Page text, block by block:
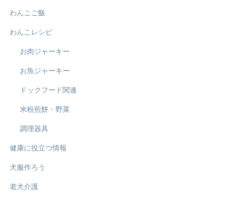
わんこご飯
わんこレシピ
お肉ジャーキー
お魚ジャーキー
ドックフード関連
米粉煎餅・野菜
調理器具
健康に役立つ情報
犬服作ろう
老犬介護